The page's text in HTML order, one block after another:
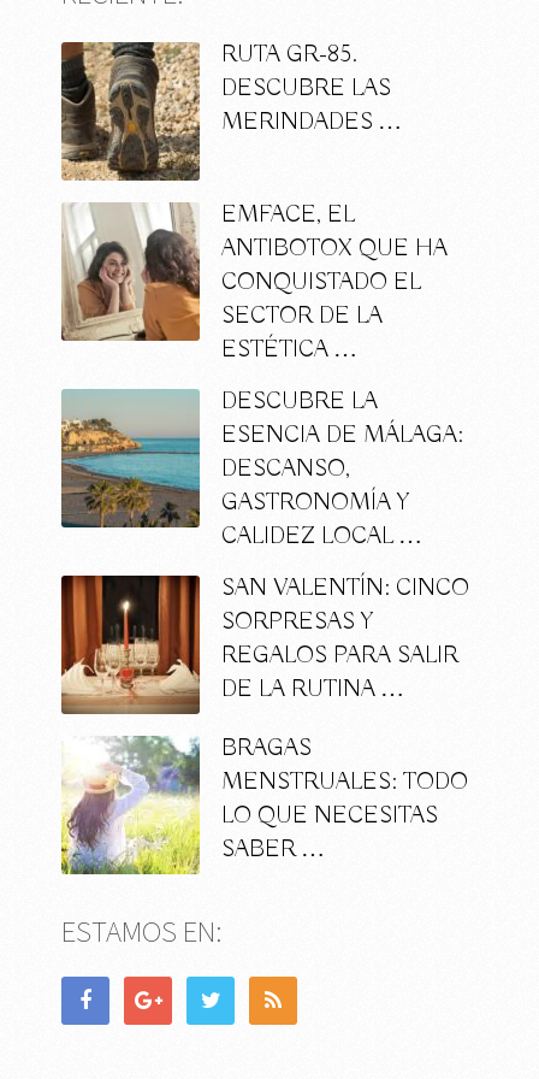
RUTA GR-85.
DESCUBRE LAS
MERINDADES …
EMFACE, EL
ANTIBOTOX QUE HA
CONQUISTADO EL
SECTOR DE LA
ESTÉTICA …
DESCUBRE LA
ESENCIA DE MÁLAGA:
DESCANSO,
GASTRONOMÍA Y
CALIDEZ LOCAL …
SAN VALENTÍN: CINCO
SORPRESAS Y
REGALOS PARA SALIR
DE LA RUTINA …
BRAGAS
MENSTRUALES: TODO
LO QUE NECESITAS
SABER …
ESTAMOS EN: